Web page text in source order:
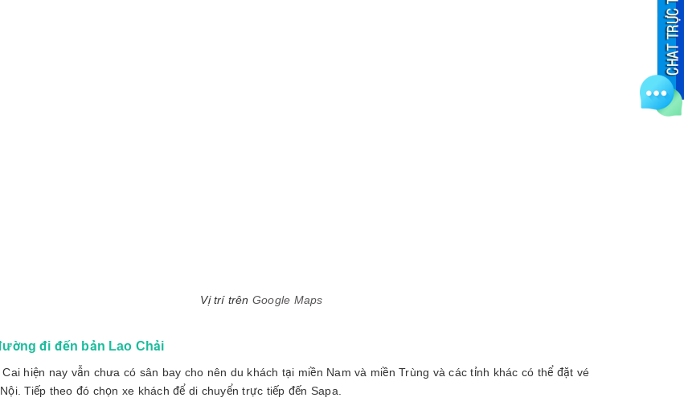
Vị trí trên Google Maps
đi đến bản Lao Chải
hiện nay vẫn chưa có sân bay cho nên du khách tại miền Nam và miền Trùng và các tỉnh khác có thể đặt vé
Tiếp theo đó chọn xe khách để di chuyển trực tiếp đến Sapa.